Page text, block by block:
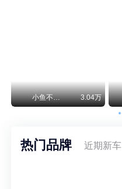
小鱼不刹车 3.04万
热门品牌 近期新车